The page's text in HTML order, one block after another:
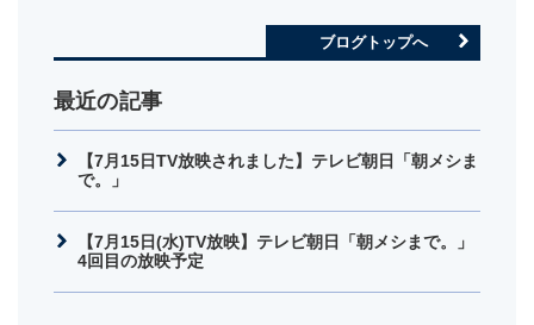
ブログトップへ
最近の記事
【7月15日TV放映されました】テレビ朝日「朝メシま
で。」
【7月15日(水)TV放映】テレビ朝日「朝メシまで。」
4回目の放映予定